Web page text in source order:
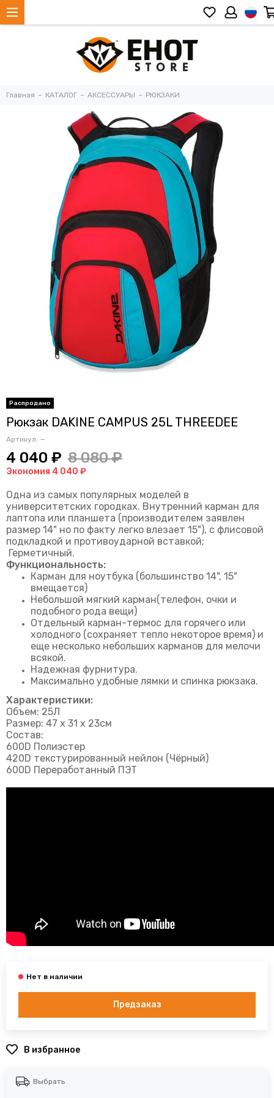
Главная КАТАЛОГ АКСЕССУАРЫ РЮКЗАКИ
Рюкзак DAKINE CAMPUS 25L THREEDEE
Артикул: —
4 040 ₽ 8 080 ₽
Экономия 4 040 ₽
Одна из самых популярных моделей в
университетских городках. Внутренний карман для
лаптопа или планшета (производителем заявлен
размер 14" но по факту легко влезает 15"), с флисовой
подкладкой и противоударной вставкой;
Герметичный.
Функциональность:
Карман для ноутбука (большинство 14", 15"
вмещается)
Небольшой мягкий карман(телефон, очки и
подобного рода вещи)
Отдельный карман-термос для горячего или
холодного (сохраняет тепло некоторое время) и
еще несколько небольших карманов для мелочи
всякой.
Надежная фурнитура.
Максимально удобные лямки и спинка рюкзака.
Характеристики:
Объем: 25Л
Размер: 47 x 31 x 23см
Состав:
600D Полиэстер
420D текстурированный нейлон (Чёрный)
600D Переработанный ПЭТ
Предзаказ
В избранное
Выбрать